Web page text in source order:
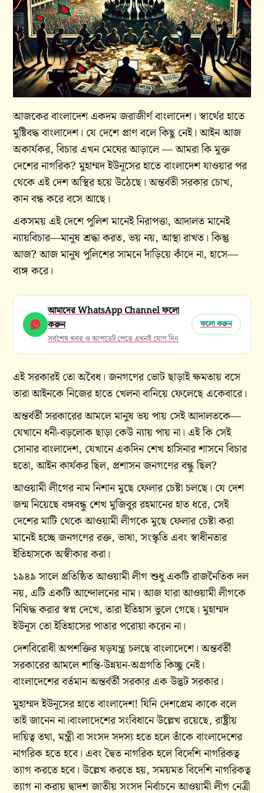
আজকের বাংলাদেশ একদম জরাজীর্ণ বাংলাদেশ। স্বার্থের হাতে
মুষ্টিবদ্ধ বাংলাদেশ। যে দেশে প্রাণ বলে কিছু নেই। আইন আজ
অকার্যকর, বিচার এখন মেঘের আড়ালে — আমরা কি মুক্ত
দেশের নাগরিক? মুহাম্মদ ইউনূসের হাতে বাংলাদেশ যাওয়ার পর
থেকে এই দেশ অস্থির হয়ে উঠেছে। অন্তর্বতী সরকার চোখ,
কান বন্ধ করে বসে আছে।
একসময় এই দেশে পুলিশ মানেই নিরাপত্তা, আদালত মানেই
ন্যায়বিচার—মানুষ শ্রদ্ধা করত, ভয় নয়, আস্থা রাখত। কিন্তু
আজ? আজ মানুষ পুলিশের সামনে দাঁড়িয়ে কাঁদে না, হাসে—
ব্যঙ্গ করে।
আমাদের WhatsApp Channel ফলো
করুন
সর্বশেষ খবর ও আপডেট পেতে এখনই যোগ দিন
ফলো করুন
এই সরকারই তো অবৈধ। জনগণের ভোট ছাড়াই ক্ষমতায় বসে
তারা আইনকে নিজের হাতে খেলনা বানিয়ে ফেলেছে একেবারে।
অন্তর্বর্তী সরকারের আমলে মানুষ ভয় পায় সেই আদালতকে—
যেখানে ধনী-বড়লোক ছাড়া কেউ ন্যায় পায় না। এই কি সেই
সোনার বাংলাদেশ, যেখানে একদিন শেখ হাসিনার শাসনে বিচার
হতো, আইন কার্যকর ছিল, প্রশাসন জনগণের বন্ধু ছিল?
আওয়ামী লীগের নাম নিশান মুছে ফেলার চেষ্টা চলছে। যে দেশ
জন্ম নিয়েছে বঙ্গবন্ধু শেখ মুজিবুর রহমানের হাত ধরে, সেই
দেশের মাটি থেকে আওয়ামী লীগকে মুছে ফেলার চেষ্টা করা
মানেই হচ্ছে জনগণের রক্ত, ভাষা, সংস্কৃতি এবং স্বাধীনতার
ইতিহাসকে অস্বীকার করা।
১৯৪৯ সালে প্রতিষ্ঠিত আওয়ামী লীগ শুধু একটি রাজনৈতিক দল
নয়, এটি একটি আন্দোলনের নাম। আজ যারা আওয়ামী লীগকে
নিষিদ্ধ করার স্বপ্ন দেখে, তারা ইতিহাস ভুলে গেছে। মুহাম্মদ
ইউনূস তো ইতিহাসের পাতার পরোয়া করেন না।
দেশবিরোধী অপশক্তির ষড়যন্ত্র চলছে বাংলাদেশে। অন্তর্বর্তী
সরকারের আমলে শান্তি-উন্নয়ন-অগ্রগতি কিচ্ছু নেই।
বাংলাদেশের বর্তমান অন্তর্বর্তী সরকার এক উদ্ভট সরকার।
মুহাম্মদ ইউনূসের হাতে বাংলাদেশ! যিনি দেশপ্রেম কাকে বলে
তাই জানেন না।বাংলাদেশের সংবিধানে উল্লেখ রয়েছে, রাষ্ট্রীয়
দায়িত্ব তথা, মন্ত্রী বা সংসদ সদস্য হতে হলে তাঁকে বাংলাদেশের
নাগরিক হতে হবে। এবং দ্বৈত নাগরিক হলে বিদেশি নাগরিকত্ব
ত্যাগ করতে হবে। উল্লেখ করতে হয়, সময়মত বিদেশি নাগরিকত্ব
ত্যাগ না করায় দ্বাদশ জাতীয় সংসদ নির্বাচনে আওয়ামী লীগ নেত্রী